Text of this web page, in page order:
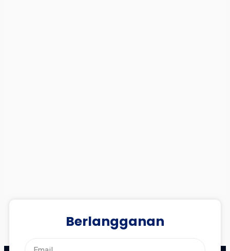
Berlangganan